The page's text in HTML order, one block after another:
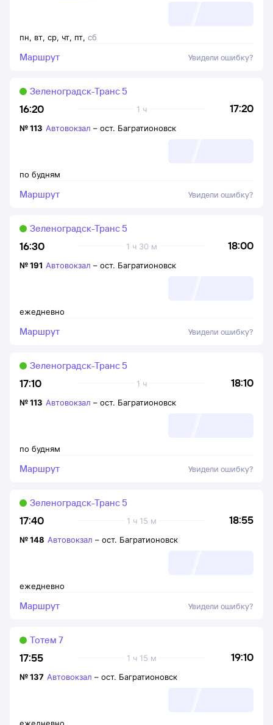
пн, вт, ср, чт, пт, сб
Маршрут Увидели ошибку?
16:20 17:20
1 ч
Зеленоградск-Транс 5
по будням
№113 Автовокзал – ост. Багратионовск
Маршрут Увидели ошибку?
16:30 18:00
1 ч 30 м
Зеленоградск-Транс 5
ежедневно
№191 Автовокзал – ост. Багратионовск
Маршрут Увидели ошибку?
17:10 18:10
1 ч
Зеленоградск-Транс 5
по будням
№113 Автовокзал – ост. Багратионовск
Маршрут Увидели ошибку?
17:40 18:55
1 ч 15 м
Зеленоградск-Транс 5
ежедневно
№148 Автовокзал – ост. Багратионовск
Маршрут Увидели ошибку?
17:55 19:10
1 ч 15 м
Тотем 7
№137 Автовокзал – ост. Багратионовск